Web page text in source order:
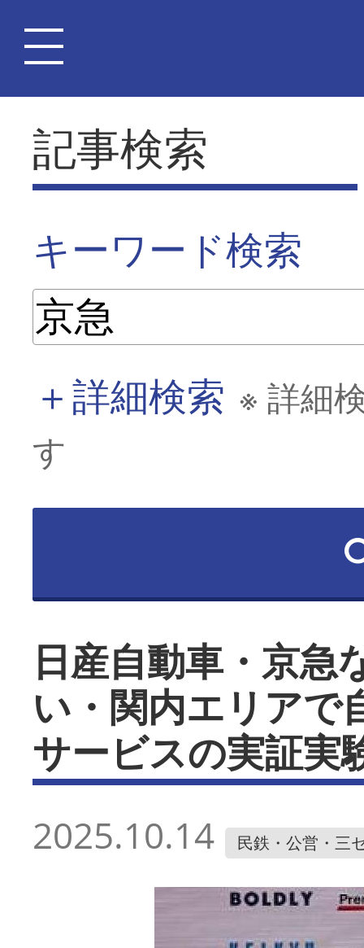
記事検索
キーワード検索
＋詳細検索 ※ 詳細
す
日産自動車・京
い・関内エリアで
サービスの実証実
2025.10.14 民鉄・公営・三